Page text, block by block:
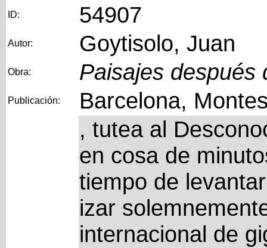
ID: 54907
Autor: Goytisolo, Juan
Obra: Paisajes después
Publicación: Barcelona,
, tutea al
en cosa de
tiempo de
izar
internacional de